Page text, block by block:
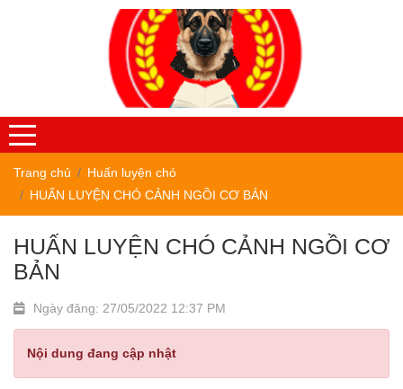
Trang chủ
Huấn luyện chó
HUẤN LUYỆN CHÓ CẢNH NGỒI CƠ BẢN
HUẤN LUYỆN CHÓ CẢNH NGỒI CƠ
BẢN
Ngày đăng: 27/05/2022 12:37 PM
Nội dung đang cập nhật